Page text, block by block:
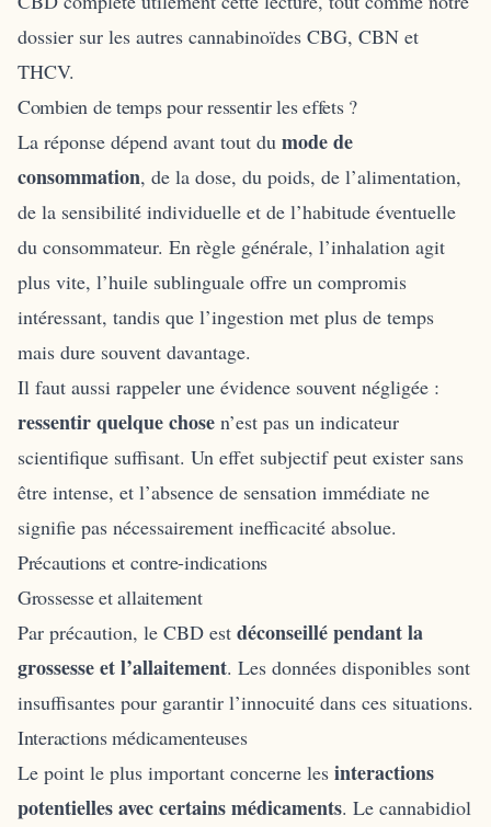
dossier sur les autres cannabinoïdes CBG, CBN et
THCV.
Combien de temps pour ressentir les effets ?
La réponse dépend avant tout du mode de
consommation, de la dose, du poids, de l’alimentation,
de la sensibilité individuelle et de l’habitude éventuelle
du consommateur. En règle générale, l’inhalation agit
plus vite, l’huile sublinguale offre un compromis
intéressant, tandis que l’ingestion met plus de temps
mais dure souvent davantage.
Il faut aussi rappeler une évidence souvent négligée :
ressentir quelque chose n’est pas un indicateur
scientifique suffisant. Un effet subjectif peut exister sans
être intense, et l’absence de sensation immédiate ne
signifie pas nécessairement inefficacité absolue.
Précautions et contre-indications
Grossesse et allaitement
Par précaution, le CBD est déconseillé pendant la
grossesse et l’allaitement. Les données disponibles sont
insuffisantes pour garantir l’innocuité dans ces situations.
Interactions médicamenteuses
Le point le plus important concerne les interactions
potentielles avec certains médicaments. Le cannabidiol